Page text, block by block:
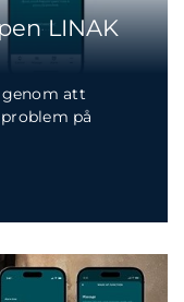
LINAK
genom att
på